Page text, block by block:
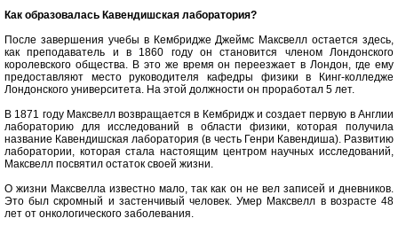
Как образовалась Кавендишская лаборатория?
После завершения учебы в Кембридже Джеймс Максвелл остается здесь,
как преподаватель и в 1860 году он становится членом Лондонского
королевского общества. В это же время он переезжает в Лондон, где ему
предоставляют место руководителя кафедры физики в Кинг-колледже
Лондонского университета. На этой должности он проработал 5 лет.
В 1871 году Максвелл возвращается в Кембридж и создает первую в Англии
лабораторию для исследований в области физики, которая получила
название Кавендишская лаборатория (в честь Генри Кавендиша). Развитию
лаборатории, которая стала настоящим центром научных исследований,
Максвелл посвятил остаток своей жизни.
О жизни Максвелла известно мало, так как он не вел записей и дневников.
Это был скромный и застенчивый человек. Умер Максвелл в возрасте 48
лет от онкологического заболевания.